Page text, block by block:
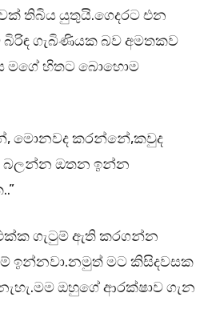
තිබිය යුතුයි.ගෙදරට එන
බිරිඳ ගැබිණියක බව අමතකව
මගේ හිතට බොහොම
මොනවද කරන්නේ,කවුද
බලන්න ඔතන ඉන්න
ගැටුම් ඇති කරගන්න
ඉන්නවා.නමුත් මට කිසිදවසක
ඔහුගේ ආරක්ෂාව ගැන